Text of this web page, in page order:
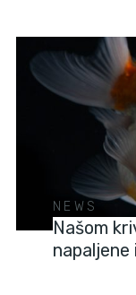
NEWS
Našom
napaljene